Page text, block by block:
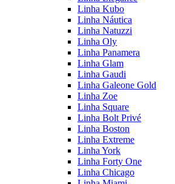
Linha Kubo
Linha Náutica
Linha Natuzzi
Linha Oly
Linha Panamera
Linha Glam
Linha Gaudi
Linha Galeone Gold
Linha Zoe
Linha Square
Linha Bolt Privé
Linha Boston
Linha Extreme
Linha York
Linha Forty One
Linha Chicago